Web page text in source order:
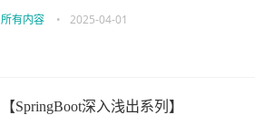
所有内容 • 2025-04-01
【SpringBoot深入浅出系列】